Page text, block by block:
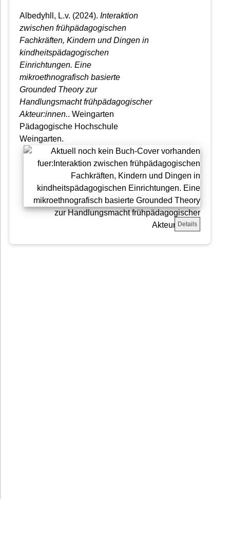
Albedyhll, L.v. (2024). Interaktion
zwischen frühpädagogischen
Fachkräften, Kindern und Dingen in
kindheitspädagogischen
Einrichtungen. Eine
mikroethnografisch basierte
Grounded Theory zur
Handlungsmacht frühpädagogischer
Akteur:innen.. Weingarten
Pädagogische Hochschule
Weingarten.
Details